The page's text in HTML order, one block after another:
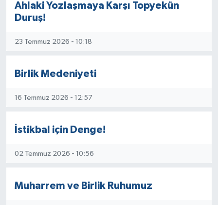
Ahlaki Yozlaşmaya Karşı Topyekün
Duruş!
23 Temmuz 2026 - 10:18
Birlik Medeniyeti
16 Temmuz 2026 - 12:57
İstikbal için Denge!
02 Temmuz 2026 - 10:56
Muharrem ve Birlik Ruhumuz